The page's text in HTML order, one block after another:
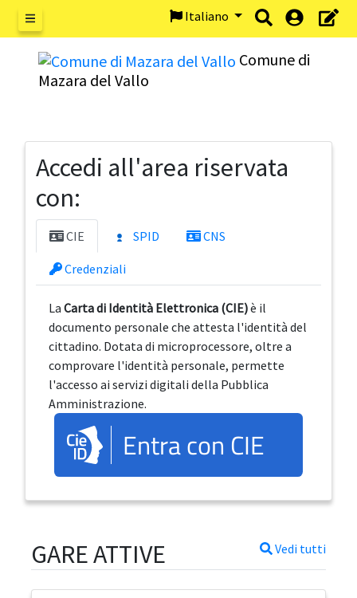
Menu
Italiano
Comune di
Mazara del Vallo
Accedi all'area riservata
con:
CIE SPID CNS
Credenziali
La Carta di Identità Elettronica (CIE)è il
documento personale che attesta l'identità del
cittadino. Dotata di microprocessore, oltre a
comprovare l'identità personale, permette
l'accesso ai servizi digitali della Pubblica
Amministrazione.
Entra con CIE
Vedi tutti
GARE ATTIVE